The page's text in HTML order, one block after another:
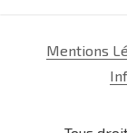
Mentions